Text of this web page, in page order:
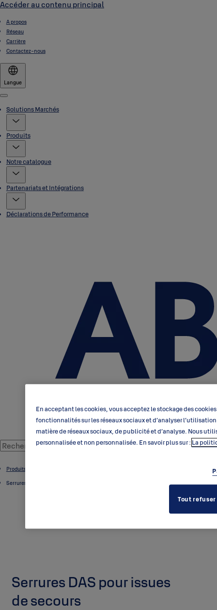
Accéder au contenu principal
A propos
Réseau
Carrière
Contactez-nous
Langue
Menu
Solutions Marchés
Produits
Notre catalogue
Partenariats et Intégrations
Déclarations de Performance
Produits électromécaniques
Serrures électriques
Serrures DAS pour issues
de secours
En acceptant les cookies, vous acceptez le stockage des
fonctionnalités sur les réseaux sociaux et d’analyser
matière de réseaux sociaux, de publicité et d’analyse. Nous
personnalisée et non personnalisée. En savoir plus sur : La
Tout refuser